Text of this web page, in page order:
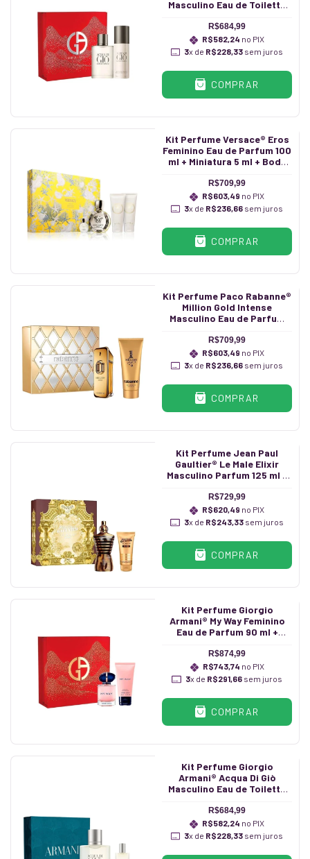
Masculino Eau de Toilette
R$684,99
R$582,24 no PIX
3x de R$228,33 sem juros
COMPRAR
Kit Perfume Versace® Eros
Feminino Eau de Parfum 100
ml + Miniatura 5 ml + Body
100 ml
R$709,99
R$603,49 no PIX
3x de R$236,66 sem juros
COMPRAR
Kit Perfume Paco Rabanne®
Million Gold Intense
Masculino Eau de Parfum
R$709,99
R$603,49 no PIX
3x de R$236,66 sem juros
COMPRAR
Kit Perfume Jean Paul
Gaultier® Le Male Elixir
Masculino Parfum 125 ml +
R$729,99
R$620,49 no PIX
3x de R$243,33sem juros
COMPRAR
Kit Perfume Giorgio
Armani® My Way Feminino
Eau de Parfum 90 ml +
R$874,99
R$743,74 no PIX
3x de R$291,66sem juros
COMPRAR
Kit Perfume Giorgio
Armani® Acqua Di Giò
Masculino Eau de Toilette
R$684,99
R$582,24 no PIX
3x de R$228,33 sem juros